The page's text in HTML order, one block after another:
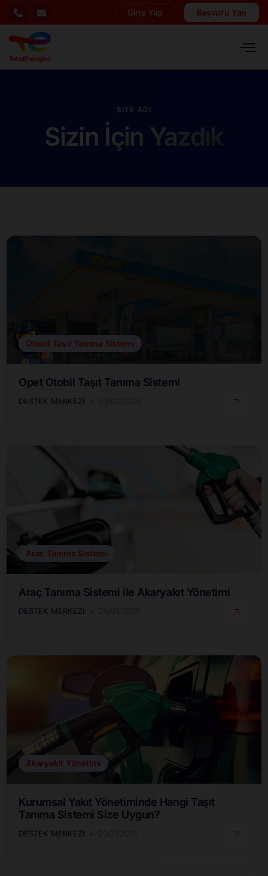
Giriş Yap Başvuru Yap
SITE ADI
Sizin İçin Yazdık
Otobil Taşıt Tanıma Sistemi
Opet Otobil Taşıt Tanıma Sistemi
DESTEK MERKEZI
Araç Tanıma Sistemi
Araç Tanıma Sistemi ile Akaryakıt Yönetimi
DESTEK MERKEZI
Akaryakıt Yönetimi
Kurumsal Yakıt Yönetiminde Hangi Taşıt
Tanıma Sistemi Size Uygun?
DESTEK MERKEZI